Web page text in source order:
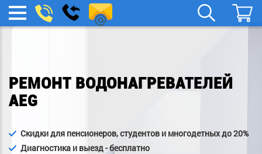
МЕНЮ
boylera@yandex.ru
Заказать
звонок
РЕМОНТ ВОДОНАГРЕВАТЕЛЕЙ
AEG
Скидки для пенсионеров, студентов и многодетных до 20%
Диагностика и выезд - бесплатно